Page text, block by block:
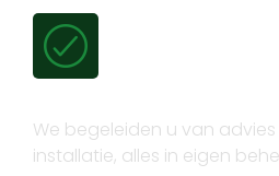
We begeleiden u van
installatie, alles in eigen